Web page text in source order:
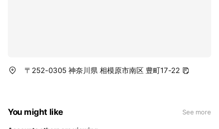
〒252-0305 神奈川県 相模原市南区 豊町17-22
You might like See more